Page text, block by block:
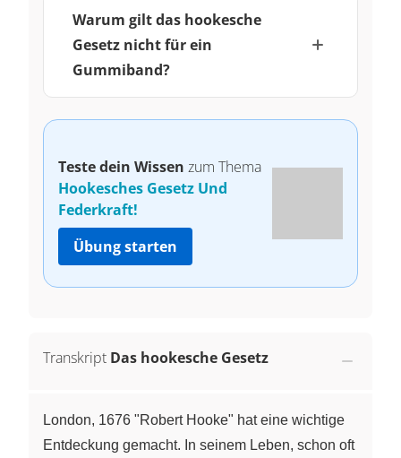
Warum gilt das hookesche
Gesetz nicht für ein
Gummiband?
Teste dein Wissen zum Thema
Hookesches Gesetz Und
Federkraft!
Übung starten
Transkript Das hookesche Gesetz
London, 1676 "Robert Hooke" hat eine wichtige
Entdeckung gemacht. In seinem Leben, schon oft